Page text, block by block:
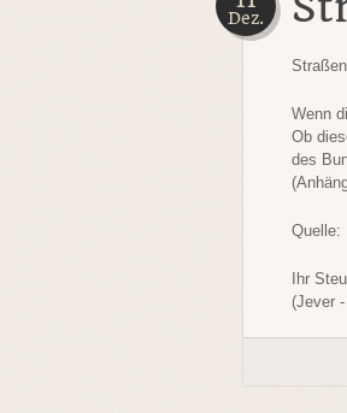
Dez.
Wenn
Ob
des
Quelle:
Ihr
(Jever